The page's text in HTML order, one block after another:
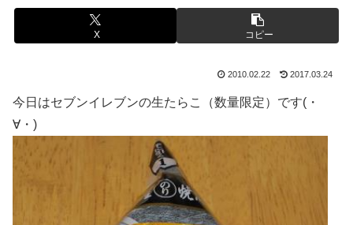
X コピー
2010.02.22 2017.03.24
今日はセブンイレブンの生たらこ（数量限定）です(・
∀・)